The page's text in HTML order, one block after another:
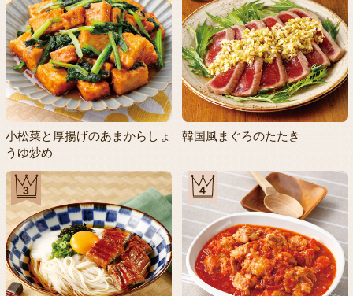
小松菜と厚揚げのあまからしょ
うゆ炒め
韓国風まぐろのたたき
3 4